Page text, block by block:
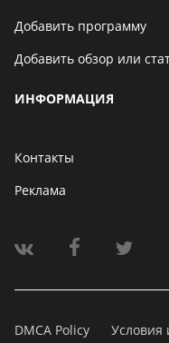
Добавить программу
Добавить обзор или
ИНФОРМАЦИЯ
Контакты
Реклама
DMCA Policy Условия